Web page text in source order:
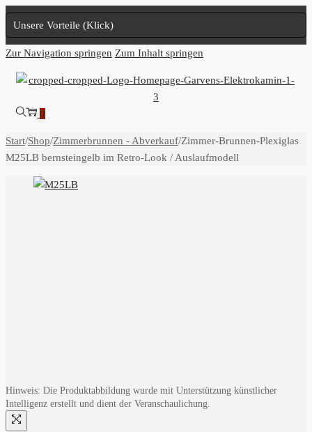
Unsere Vorteile (Klick)
Zur Navigation springen Zum Inhalt springen
0
Start/Shop/Zimmerbrunnen - Abverkauf/Zimmer-Brunnen-Plexiglas
M25LB bernsteingelb im Retro-Look / Auslaufmodell
Hinweis: Die Produktabbildung wurde mit Unterstützung künstlicher
Intelligenz erstellt und dient der Veranschaulichung.